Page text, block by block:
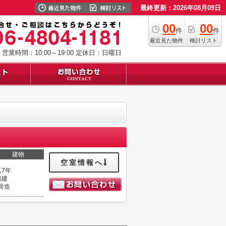
最終更新：2026年08月09日
00件
最近見た物件
00件
検討リスト
営業時間：10:00～19:00 定休日：日曜日
建物
年
建
造
空室情報へ